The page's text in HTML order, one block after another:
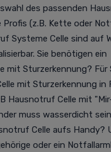
des passenden
Profis (z.B. Kette oder
Systeme Celle sind auf
Sie benötigen ein
mit Sturzerkennung? Für
mit Sturzerkennung in
Hausnotruf Celle mit
muss wasserdicht
Celle aufs Handy?
oder ein